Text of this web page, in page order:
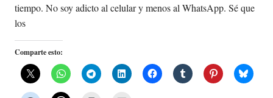
tiempo. No soy adicto al celular y menos al WhatsApp. Sé que
los
Comparte esto: